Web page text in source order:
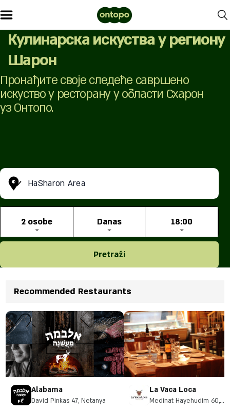
Кулинарска искуства у региону
Шарон
Пронађите своје следеће савршено
искуство у ресторану у области Схарон
уз Онтопо.
HaSharon Area
2 osobe Danas 18:00
Pretraži
Recommended Restaurants
Alabama
David Pinkas 47, Netanya
La Vaca Loca
Medinat Hayehudim 60,